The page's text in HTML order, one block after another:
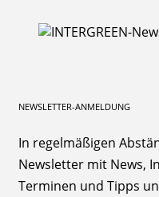
NEWSLETTER-ANMELDUNG
In regelmäßigen
Newsletter mit News,
Terminen und Tipps